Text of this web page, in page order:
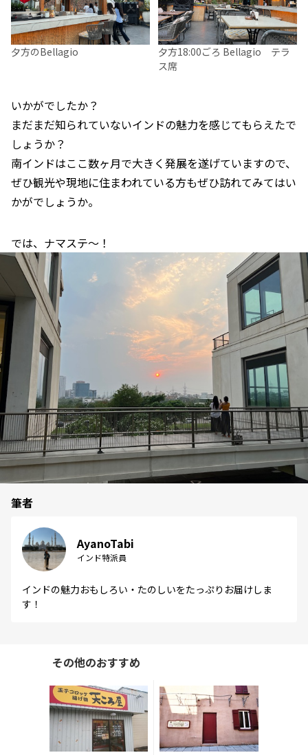
夕方のBellagio
夕方18:00ごろ Bellagio テラ
ス席
いかがでしたか？
まだまだ知られていないインドの魅力を感じてもらえたで
しょうか？
南インドはここ数ヶ月で大きく発展を遂げていますので、
ぜひ観光や現地に住まわれている方もぜひ訪れてみてはい
かがでしょうか。
では、ナマステ〜！
筆者
AyanoTabi
インド特派員
インドの魅力おもしろい・たのしいをたっぷりお届けしま
す！
その他のおすすめ